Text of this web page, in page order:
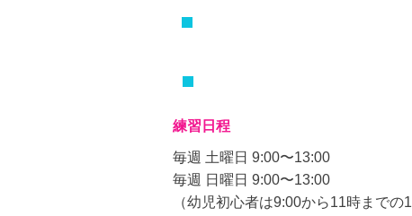
練習日程
毎週 土曜日 9:00〜13:00
毎週 日曜日 9:00〜13:00
（幼児初心者は9:00から11時までの1